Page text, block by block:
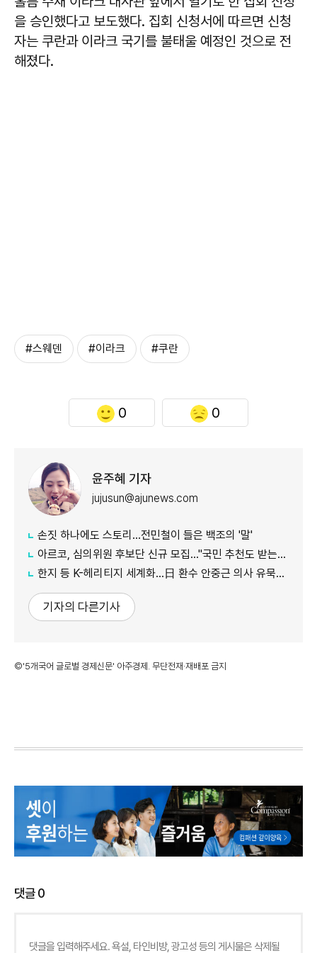
을 승인했다고 보도했다. 집회 신청서에 따르면 신청
자는 쿠란과 이라크 국기를 불태울 예정인 것으로 전
해졌다.
#스웨덴 #이라크 #쿠란
0 0
윤주혜 기자
jujusun@ajunews.com
손짓 하나에도 스토리…전민철이 들은 백조의 '말'
아르코, 심의위원 후보단 신규 모집…"국민 추천도 받는다"
한지 등 K-헤리티지 세계화…日 환수 안중근 의사 유묵도 공개
기자의 다른기사
©'5개국어 글로벌 경제신문' 아주경제. 무단전재·재배포 금지
댓글0